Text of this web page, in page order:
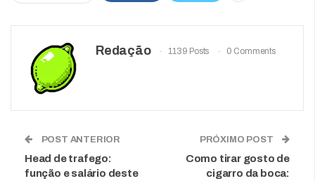
Redação 1139 Posts 0 Comments
POST ANTERIOR
Head de trafego:
função e salário deste
PRÓXIMO POST
Como tirar gosto de
cigarro da boca: